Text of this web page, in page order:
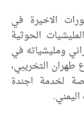
الاخيرة في
الحوثية
ومليشياته في
طهران التخريبي،
لخدمة اجندة